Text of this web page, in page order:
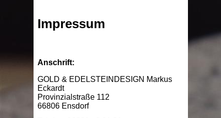
Impressum
Anschrift:
GOLD & EDELSTEINDESIGN Markus
Eckardt
Provinzialstraße 112
66806 Ensdorf